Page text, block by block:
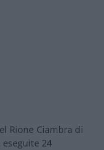
Rione Ciambra di
24